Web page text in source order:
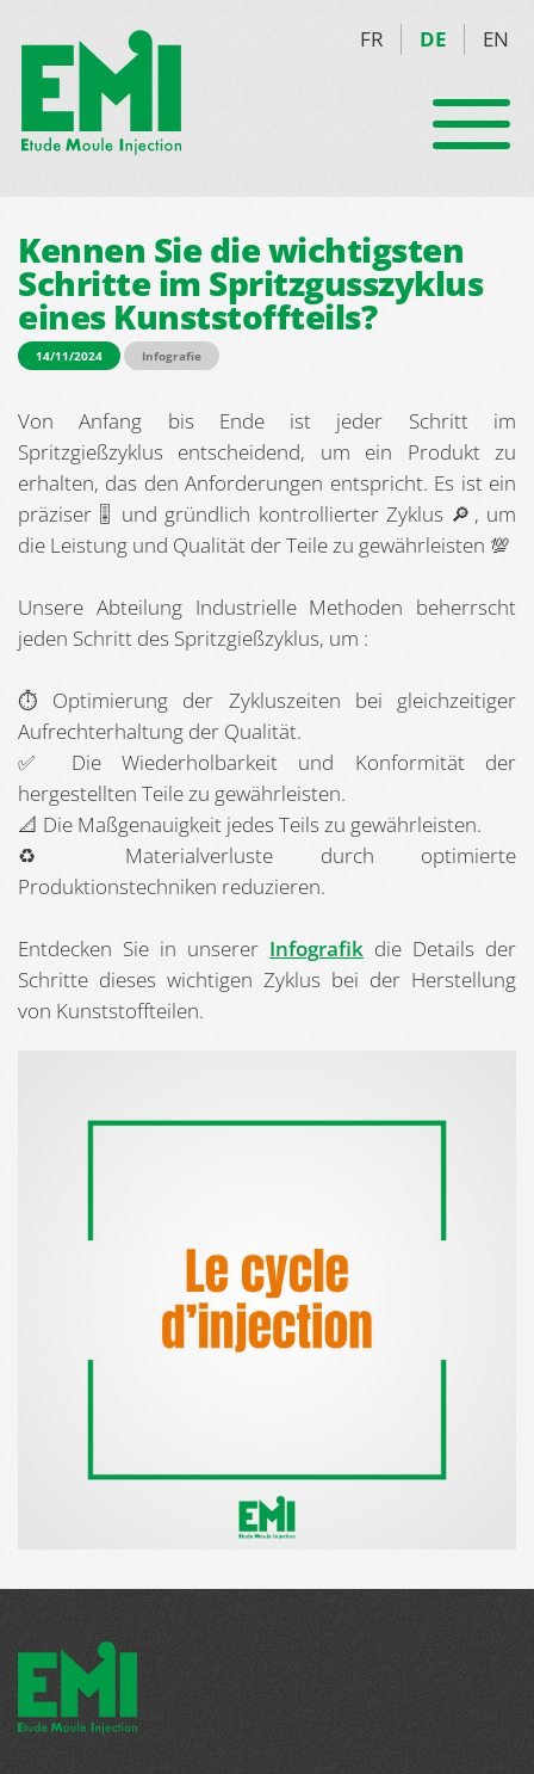
FR DE EN
Kennen Sie die wichtigsten
Schritte im Spritzgusszyklus
eines Kunststoffteils?
14/11/2024 Infografie
Von Anfang bis Ende ist jeder Schritt im
Spritzgießzyklus entscheidend, um ein Produkt zu
erhalten, das den Anforderungen entspricht. Es ist ein
präziser 🎚️ und gründlich kontrollierter Zyklus 🔎, um
die Leistung und Qualität der Teile zu gewährleisten 💯
Unsere Abteilung Industrielle Methoden beherrscht
jeden Schritt des Spritzgießzyklus, um :
⏱️ Optimierung der Zykluszeiten bei gleichzeitiger
Aufrechterhaltung der Qualität.
✅ Die Wiederholbarkeit und Konformität der
hergestellten Teile zu gewährleisten.
📐 Die Maßgenauigkeit jedes Teils zu gewährleisten.
♻️ Materialverluste durch optimierte
Produktionstechniken reduzieren.
Entdecken Sie in unserer Infografik die Details der
Schritte dieses wichtigen Zyklus bei der Herstellung
von Kunststoffteilen.